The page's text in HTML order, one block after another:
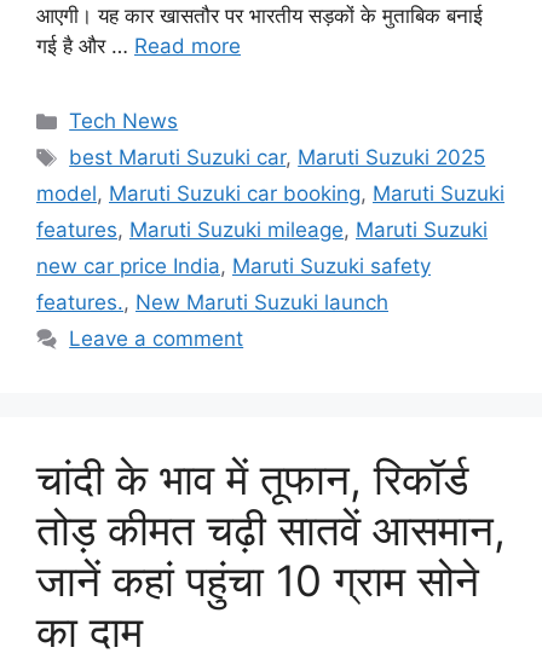
आएगी। यह कार खासतौर पर भारतीय सड़कों के मुताबिक बनाई
गई है और … Read more
Categories
Tech News
Tags
best Maruti Suzuki car, Maruti Suzuki 2025
model, Maruti Suzuki car booking, Maruti Suzuki
features, Maruti Suzuki mileage, Maruti Suzuki
new car price India, Maruti Suzuki safety
features., New Maruti Suzuki launch
Leave a comment
चांदी के भाव में तूफान, रिकॉर्ड
तोड़ कीमत चढ़ी सातवें आसमान,
जानें कहां पहुंचा 10 ग्राम सोने
का दाम